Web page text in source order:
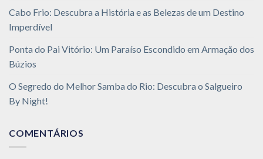
Cabo Frio: Descubra a História e as Belezas de um Destino
Imperdível
Ponta do Pai Vitório: Um Paraíso Escondido em Armação dos
Búzios
O Segredo do Melhor Samba do Rio: Descubra o Salgueiro
By Night!
COMENTÁRIOS